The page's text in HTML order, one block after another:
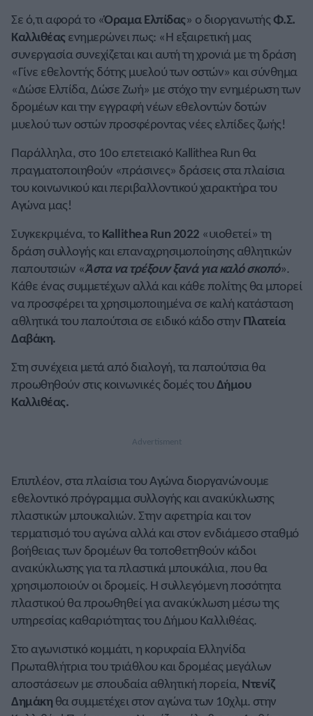
Σε ό,τι αφορά το «Όραμα Ελπίδας» ο διοργανωτήςΦ.Σ.
Καλλιθέαςενημερώνει πως: «Η εξαιρετική μας
συνεργασία συνεχίζεται και αυτή τη χρονιά με τη δράση
«Γίνε εθελοντής δότης μυελού των οστών» και σύνθημα
«Δώσε Ελπίδα, Δώσε Ζωή» με στόχο την ενημέρωση των
δρομέων και την εγγραφή νέων εθελοντών δοτών
μυελού των οστών προσφέροντας νέες ελπίδες ζωής!
Παράλληλα, στο 10ο επετειακό Kallithea Run θα
πραγματοποιηθούν «πράσινες» δράσεις στα πλαίσια
του κοινωνικού και περιβαλλοντικού χαρακτήρα του
Αγώνα μας!
Συγκεκριμένα, το Kallithea Run 2022 «υιοθετεί» τη
δράση συλλογής και επαναχρησιμοποίησης αθλητικών
παπουτσιών «Άστα να τρέξουν ξανά για καλό σκοπό».
Κάθε ένας συμμετέχων αλλά και κάθε πολίτης θα μπορεί
να προσφέρει τα χρησιμοποιημένα σε καλή κατάσταση
αθλητικά του παπούτσια σε ειδικό κάδο στην Πλατεία
Δαβάκη.
Στη συνέχεια μετά από διαλογή, τα παπούτσια θα
προωθηθούν στις κοινωνικές δομές τουΔήμου
Καλλιθέας.
Επιπλέον, στα πλαίσια του Αγώνα διοργανώνουμε
εθελοντικό πρόγραμμα συλλογής και ανακύκλωσης
πλαστικών μπουκαλιών. Στην αφετηρία και τον
τερματισμό του αγώνα αλλά και στον ενδιάμεσο σταθμό
βοήθειας των δρομέων θα τοποθετηθούν κάδοι
ανακύκλωσης για τα πλαστικά μπουκάλια, που θα
χρησιμοποιούν οι δρομείς. Η συλλεγόμενη ποσότητα
πλαστικού θα προωθηθεί για ανακύκλωση μέσω της
υπηρεσίας καθαριότητας του Δήμου Καλλιθέας.
Στο αγωνιστικό κομμάτι, η κορυφαία Ελληνίδα
Πρωταθλήτρια του τριάθλου και δρομέας μεγάλων
αποστάσεων με σπουδαία αθλητική πορεία, Ντενίζ
Δημάκηθα συμμετέχει στον αγώνα των 10χλμ. στην